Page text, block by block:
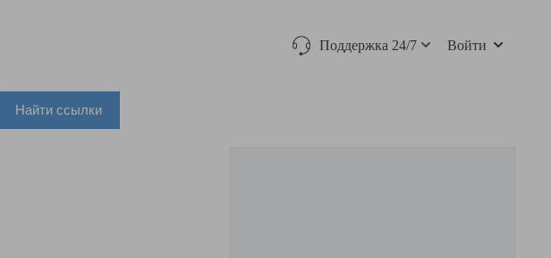
Поддержка 24/7 Войти
Найти ссылки